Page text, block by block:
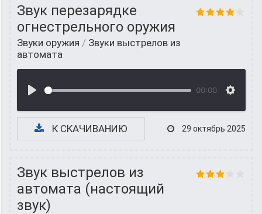
Звук перезарядке
огнестрельного оружия
Звуки оружия / Звуки выстрелов из
автомата
00:00
К СКАЧИВАНИЮ 29 октябрь 2025
Звук выстрелов из
автомата (настоящий
звук)